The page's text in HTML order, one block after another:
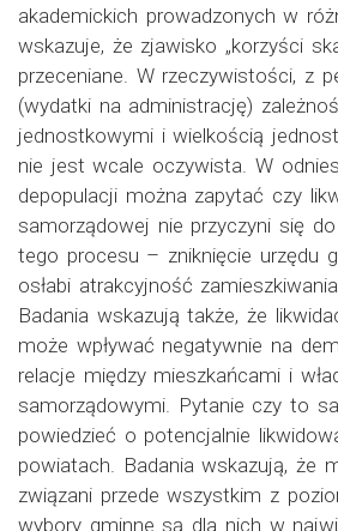
akademickich prowadzonych w
wskazuje, że zjawisko „korzyści
przeceniane. W rzeczywistości, z
(wydatki na administrację)
jednostkowymi i wielkością
nie jest wcale oczywista. W
depopulacji można zapytać czy
samorządowej nie przyczyni się
tego procesu – zniknięcie urzędu
osłabi atrakcyjność
Badania wskazują także, że
może wpływać negatywnie na
relacje między mieszkańcami i
samorządowymi. Pytanie czy to
powiedzieć o potencjalnie
powiatach. Badania wskazują, że
związani przede wszystkim z
wybory gminne są dla nich w